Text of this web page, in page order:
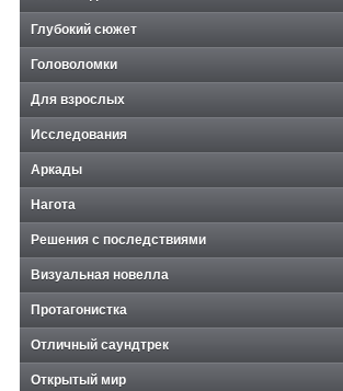
Глубокий сюжет
Головоломки
Для взрослых
Исследования
Аркады
Нагота
Решения с последствиями
Визуальная новелла
Протагонистка
Отличный саундтрек
Открытый мир